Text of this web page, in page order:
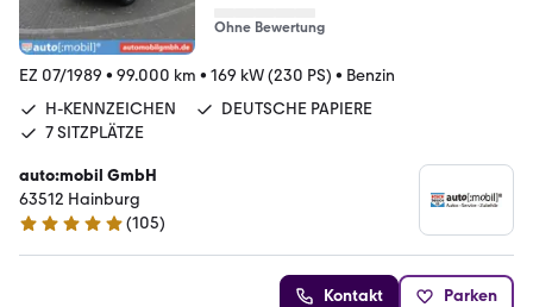
Ohne Bewertung
EZ 07/1989 • 99.000 km • 169 kW (230 PS) • Benzin
H-KENNZEICHEN
DEUTSCHE PAPIERE
7 SITZPLÄTZE
auto:mobil GmbH
63512 Hainburg
5 Sterne
(105)
Kontakt Parken